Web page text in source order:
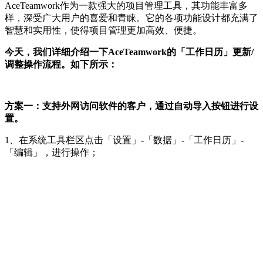
AceTeamwork作为一款强大的项目管理工具，其功能丰富多
样，深受广大用户的喜爱和青睐。它的各项功能设计都充满了
智慧和实用性，使得项目管理更加高效、便捷。
今天，我们详细介绍一下AceTeamwork的「工作日历」更新/
调整操作流程。如下所示：
方案一 ： 支持外网访问软件的客户，通过自动导入按钮进行设
置。
1、在系统工具栏区点击「设置」-「数据」-「工作日历」-
「编辑」，进行操作；